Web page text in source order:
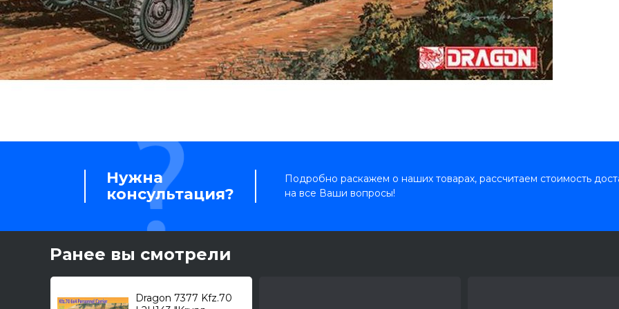
Нужна
консультация?
Подробно раскажем о наших товарах, рассчитаем стоимость
на все Ваши вопросы!
Ранее вы смотрели
Dragon 7377 Kfz.70